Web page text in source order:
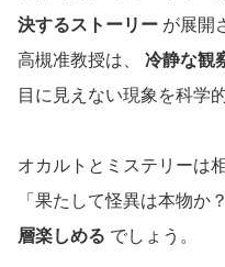
決するストーリー が展開
高槻准教授は、 冷静な観
目に見えない現象を科学
オカルトとミステリーは
「果たして怪異は本物か
層楽しめる でしょう。